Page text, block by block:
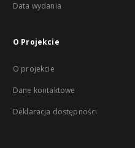
Data wydania
O Projekcie
O projekcie
Dane kontaktowe
Deklaracja dostępności